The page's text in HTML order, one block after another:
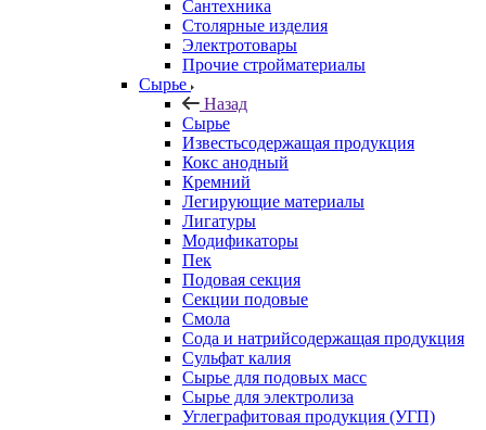
Сантехника
Столярные изделия
Электротовары
Прочие стройматериалы
Сырье
Назад
Сырье
Известьсодержащая продукция
Кокс анодный
Кремний
Легирующие материалы
Лигатуры
Модификаторы
Пек
Подовая секция
Секции подовые
Смола
Сода и натрийсодержащая продукция
Сульфат калия
Сырье для подовых масс
Сырье для электролиза
Углеграфитовая продукция (УГП)